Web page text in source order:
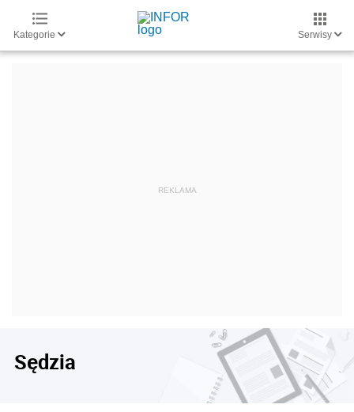
Kategorie Serwisy
Sędzia